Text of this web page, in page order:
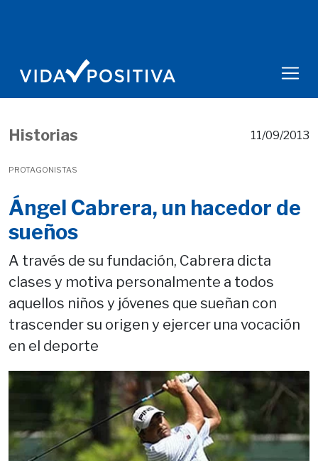
Historias
PROTAGONISTAS
11/09/2013
Ángel Cabrera, un hacedor de
sueños
A través de su fundación, Cabrera dicta
clases y motiva personalmente a todos
aquellos niños y jóvenes que sueñan con
trascender su origen y ejercer una vocación
en el deporte